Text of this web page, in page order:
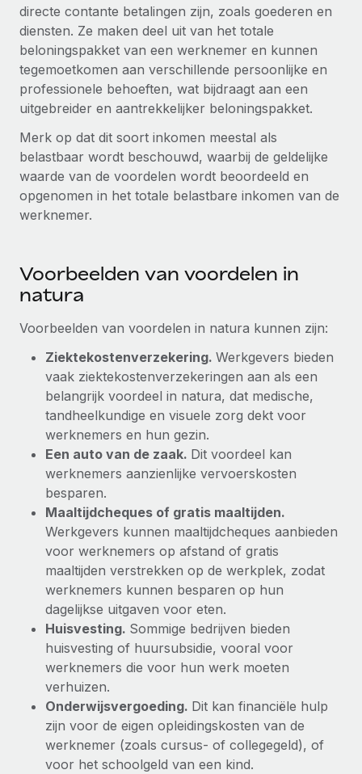
Zzp'ers internationaal onboarden en beheren
PEO
Ingewikkelde HR-taken eenvoudig uitbesteden
INFRASTRUCTUUR
Remote Embedded
HR naadloos in workflows integreren
Platform
Ingebouwde essentiële HR-functies voor je team
Integraties
DIENSTEN
Vraag een expert
Krijg hulp van global HR- en juridische experts
Achtergrondonderzoek
Vereenvoudig het screeningsproces van
kandidaten
Compliance Watchtower
Blijf compliance-risico's voor
Apparaatbeheer
Lever en track wereldwijd IT-middelen
Entiteiten oprichten
Stel snel compliant entiteiten op
Mobiliteit en overplaatsing
Plaats werknemers moeiteloos over
Secundaire arbeidsvoorwaarden
Eenvoudig secundaire arbeidsvoorwaarden
GROEIFASE
Start-ups
Flexibele global HR en payroll solutions voor groeiende
bedrijven
Mid-market
Teams uitbreiden met HR solutions op maat
Enterprise
Global HR voor grote bedrijven
WERK MET ONS SAMEN
Strategische technologiepartners
Ontdek hoe je met ons kunt samenwerken
Remote Build Binnenkort beschikbaar
Integraties en advies over AI-automatiseringen
CASESTUDY'S
Betalingscalculator voor zzp'ers
Ontdek valuta-opties en betaalsnelheden voor
internationale zzp'ers
LEREN MET REMOTE
Onderzoek en gidsen
Casestudy's
HR-woordenlijst
Webinars
Evenementen
Newsroom
Inzicht in salaris en talent
Inzichtencentrum
Support
Alle bronnen bekijken
BLOG
Global Payroll
EOR en PEO
Contractor Management
Belastingen
Naar de blog
BLOG
Nederlands
Français
Deutsch
Español
日本語
한국어
Inloggen
directe contante betalingen zijn, zoals goederen en
diensten. Ze maken deel uit van het totale
beloningspakket van een werknemer en kunnen
tegemoetkomen aan verschillende persoonlijke en
professionele behoeften, wat bijdraagt aan een
uitgebreider en aantrekkelijker beloningspakket.
Merk op dat dit soort inkomen meestal als
belastbaar wordt beschouwd, waarbij de geldelijke
waarde van de voordelen wordt beoordeeld en
opgenomen in het totale belastbare inkomen van de
werknemer.
Voorbeelden van voordelen in
natura
Voorbeelden van voordelen in natura kunnen zijn:
Ziektekostenverzekering. Werkgevers bieden
vaak ziektekostenverzekeringen aan als een
belangrijk voordeel in natura, dat medische,
tandheelkundige en visuele zorg dekt voor
werknemers en hun gezin.
Een auto van de zaak. Dit voordeel kan
werknemers aanzienlijke vervoerskosten
besparen.
Maaltijdcheques of gratis maaltijden.
Werkgevers kunnen maaltijdcheques aanbieden
voor werknemers op afstand of gratis
maaltijden verstrekken op de werkplek, zodat
werknemers kunnen besparen op hun
dagelijkse uitgaven voor eten.
Huisvesting. Sommige bedrijven bieden
huisvesting of huursubsidie, vooral voor
werknemers die voor hun werk moeten
verhuizen.
Onderwijsvergoeding. Dit kan financiële hulp
zijn voor de eigen opleidingskosten van de
werknemer (zoals cursus- of collegegeld), of
voor het schoolgeld van een kind.